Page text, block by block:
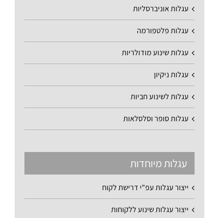
עגלות אוניברסליות
עגלות פלטפורמה
עגלות שינוע מודולריות
עגלות ניקיון
עגלות לשינוע חביות
עגלות סופר וסלסלאות
עגלות מיוחדות
ייצור עגלות עפ"י דרישת לקוח
ייצור עגלות שינוע ללקוחות